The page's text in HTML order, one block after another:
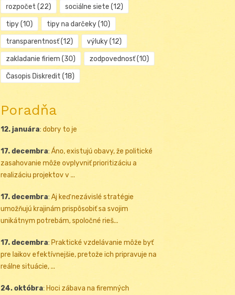
rozpočet (22) sociálne siete (12)
tipy(10) tipy na darčeky(10)
transparentnosť(12) výluky(12)
zakladanie firiem (30) zodpovednosť(10)
Časopis Diskredit (18)
Poradňa
12. januára: dobry to je
17. decembra: Áno, existujú obavy, že politické
zasahovanie môže ovplyvniť prioritizáciu a
realizáciu projektov v ...
17. decembra: Aj keď nezávislé stratégie
umožňujú krajinám prispôsobiť sa svojim
unikátnym potrebám, spoločné rieš...
17. decembra: Praktické vzdelávanie môže byť
pre laikov efektívnejšie, pretože ich pripravuje na
reálne situácie, ...
24. októbra: Hoci zábava na firemných